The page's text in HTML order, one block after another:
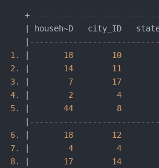
     +
| househ~D   city_ID
1.
18 10
2.
14 11
3.
7 17
4.
2 4
5.
| 44 8
6.
18 12
7.
| 4 4
8.
17 14